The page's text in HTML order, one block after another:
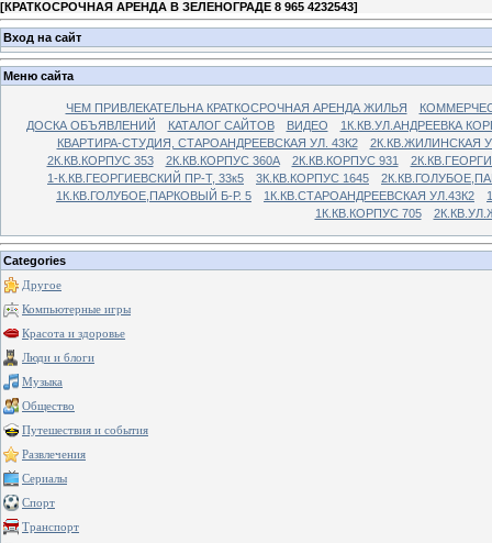
[КРАТКОСРОЧНАЯ АРЕНДА В ЗЕЛЕНОГРАДЕ 8 965 4232543]
Вход на сайт
Меню сайта
ЧЕМ ПРИВЛЕКАТЕЛЬНА КРАТКОСРОЧНАЯ АРЕНДА ЖИЛЬЯ
ДОСКА ОБЪЯВЛЕНИЙ
КАТАЛОГ САЙТОВ ВИДЕО
1К.КВ.УЛ.АНДРЕЕВКА
КВАРТИРА-СТУДИЯ, СТАРОАНДРЕЕВСКАЯ УЛ. 43К2
2К.КВ.ЖИЛИНСКАЯ
2К.КВ.КОРПУС 353
2К.КВ.КОРПУС 360А 2К.КВ.КОРПУС 931
1-К.КВ.ГЕОРГИЕВСКИЙ ПР-Т, 33к5
3К.КВ.КОРПУС 1645
1К.КВ.ГОЛУБОЕ,ПАРКОВЫЙ Б-Р. 5
1К.КВ.СТАРОАНДРЕЕВСКАЯ УЛ.43К2
1К.КВ.КОРПУС 705
Categories
Другое
Компьютерные игры
Красота и здоровье
Люди и блоги
Музыка
Общество
Путешествия и события
Развлечения
Сериалы
Спорт
Транспорт